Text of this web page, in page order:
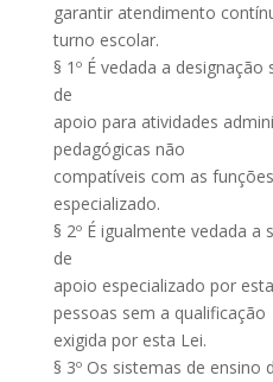
garantir atendimento
turno escolar.
§ 1º É vedada a
de
apoio para atividades
pedagógicas não
compatíveis com as
especializado.
§ 2º É igualmente vedada
de
apoio especializado por
pessoas sem a qualificação
exigida por esta Lei.
§ 3º Os sistemas de ensino